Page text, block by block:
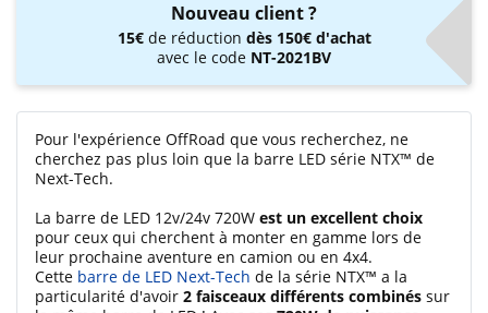
Nouveau client ?
15€de réduction dès 150€ d'achat
avec le code NT-2021BV
Pour l'expérience OffRoad que vous recherchez, ne
cherchez pas plus loin que la barre LED série NTX™ de
Next-Tech.
La barre de LED 12v/24v 720W est un excellent choix
pour ceux qui cherchent à monter en gamme lors de
leur prochaine aventure en camion ou en 4x4.
Cette barre de LED Next-Tech de la série NTX™ a la
particularité d'avoir 2 faisceaux différents combinés sur